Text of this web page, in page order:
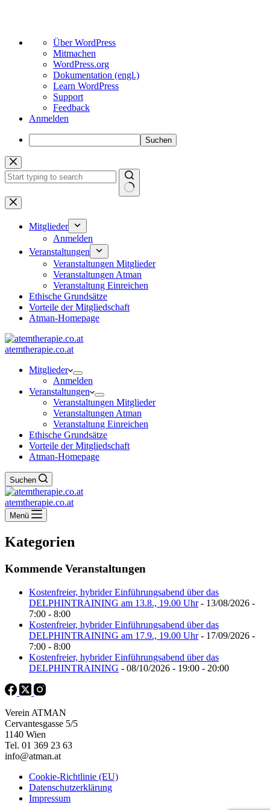
Über
WordPress
Über WordPress
Mitmachen
WordPress.org
Dokumentation (engl.)
Learn WordPress
Support
Feedback
Anmelden
Suchen
Zum
Inhalt
springen
Keine
Ergebnisse
Mitglieder
Anmelden
Veranstaltungen
Veranstaltungen Mitglieder
Veranstaltungen Atman
Veranstaltung Einreichen
Ethische Grundsätze
Vorteile der Mitgliedschaft
Atman-Homepage
atemtherapie.co.at
Mitglieder
Anmelden
Veranstaltungen
Veranstaltungen Mitglieder
Veranstaltungen Atman
Veranstaltung Einreichen
Ethische Grundsätze
Vorteile der Mitgliedschaft
Atman-Homepage
Suchen
atemtherapie.co.at
Menü
Kategorien
Kommende Veranstaltungen
Kostenfreier, hybrider Einführungsabend über das
DELPHINTRAINING am 13.8., 19.00 Uhr- 13/08/2026 -
7:00 - 8:00
Kostenfreier, hybrider Einführungsabend über das
DELPHINTRAINING am 17.9., 19.00 Uhr- 17/09/2026 -
7:00 - 8:00
Kostenfreier, hybrider Einführungsabend über das
DELPHINTRAINING - 08/10/2026 - 19:00 - 20:00
Verein ATMAN
Cervantesgasse 5/5
1140 Wien
Tel. 01 369 23 63
info@atman.at
Cookie-Richtlinie (EU)
Datenschutzerklärung
Impressum